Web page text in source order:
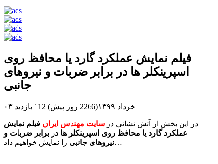
فیلم نمایش عملکرد گارد یا محافظ روی
اسپرینکلر ها در برابر ضربات و نیروهای
جانبی
۰۳ خرداد ۱۳۹۹(2266 روز پیش) 112 بازدید
در این بخش از آتش نشانی در سایت مهندس ایران فیلم نمایش
عملکرد گارد یا محافظ روی اسپرینکلر ها در برابر ضربات و
نیروهای جانبیرا نمایش خواهیم داد…